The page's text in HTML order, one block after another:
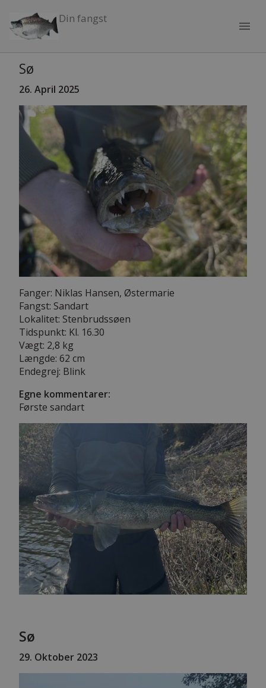
Din fangst
menu
Sø
26. April 2025
Fanger: Niklas Hansen, Østermarie
Fangst: Sandart
Lokalitet: Stenbrudssøen
Tidspunkt: Kl. 16.30
Vægt: 2,8 kg
Længde: 62 cm
Endegrej: Blink
Egne kommentarer:
Første sandart
Sø
29. Oktober 2023